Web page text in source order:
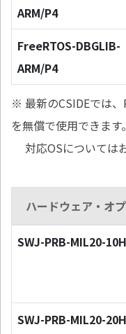
ARM/P4
FreeRTOS-DBGLIB-
ARM/P4
※ 最新のCSIDEでは
を無償で使用できます。
対応OSについては
ハードウェア・オ
SWJ-PRB-MIL20-
SWJ-PRB-MIL20-